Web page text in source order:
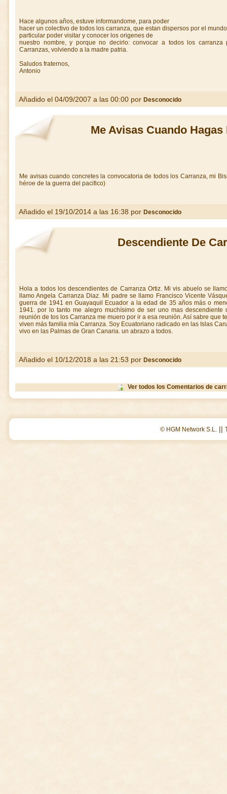
Hace algunos años, estuve informandome, para poder
hacer un colectivo de todos los carranza, que estan dispersos por el
particular poder visitar y conocer los origenes de
nuestro nombre, y porque no decirlo: convocar a todos los
Carranzas, volviendo a la madre patria.
Saludos fraternos,
Antonio
Añadido el 04/09/2007 a las 00:00 por Desconocido
Me Avisas Cuando
Me avisas cuando concretes la convocatoria de todos los Carranza, mi
héroe de la guerra del pacifico)
Añadido el 19/10/2014 a las 16:38 por Desconocido
Descendiente De
Hola a todos los descendientes de Carranza Ortiz. Mi vis abuelo se
llamo Angela Carranza Diaz. Mi padre se llamo Francisco Vicente
guerra de 1941 en Guayaquil Ecuador a la edad de 35 años más o
1941. por lo tanto me alegro muchísimo de ser uno mas
reunión de tos los Carranza me muero por ir a esa reunión. Así sabre que
viven más familia mía Carranza. Soy Ecuatoriano radicado en las Islas
vivo en las Palmas de Gran Canaria. un abrazo a todos.
Añadido el 10/12/2018 a las 21:53 por Desconocido
Ver todos los Comentarios de
© HGM Network S.L. ||